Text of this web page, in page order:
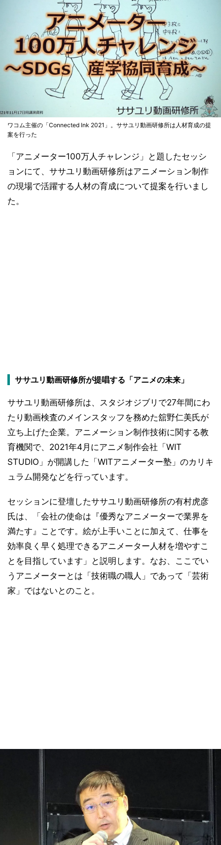
ワコム主催の「Connected Ink 2021」。ササユリ動画研修所は人材育成の提
案を行った
「アニメーター100万人チャレンジ」と題したセッシ
ョンにて、ササユリ動画研修所はアニメーション制作
の現場で活躍する人材の育成について提案を行いまし
た。
ササユリ動画研修所が提唱する「アニメの未来」
ササユリ動画研修所は、スタジオジブリで27年間にわ
たり動画検査のメインスタッフを務めた舘野仁美氏が
立ち上げた企業。アニメーション制作技術に関する教
育機関で、2021年4月にアニメ制作会社「WIT
STUDIO」が開講した「WITアニメーター塾」のカリキ
ュラム開発などを行っています。
セッションに登壇したササユリ動画研修所の有村虎彦
氏は、「会社の使命は『優秀なアニメーターで業界を
満たす』ことです。絵が上手いことに加えて、仕事を
効率良く早く処理できるアニメーター人材を増やすこ
とを目指しています」と説明します。なお、ここでい
うアニメーターとは「技術職の職人」であって「芸術
家」ではないとのこと。